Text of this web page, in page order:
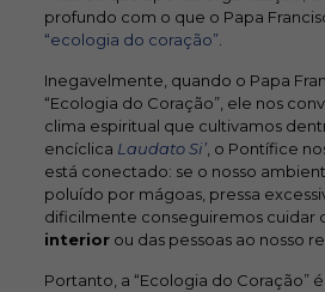
profundo com o que o Papa
“ecologia do coração”.
Inegavelmente, quando o Papa
“Ecologia do Coração”, ele nos
clima espiritual que cultivamos
encíclica Laudato Si’, o Pontífice
está conectado: se o nosso
poluído por mágoas, pressa
dificilmente conseguiremos cuidar
interiorou das pessoas ao nosso
Portanto, a “Ecologia do Coração”